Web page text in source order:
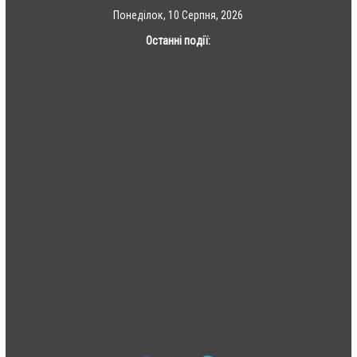
Понеділок, 10 Серпня, 2026
Останні події: